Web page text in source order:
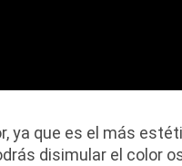
ya que es el más
disimular el color